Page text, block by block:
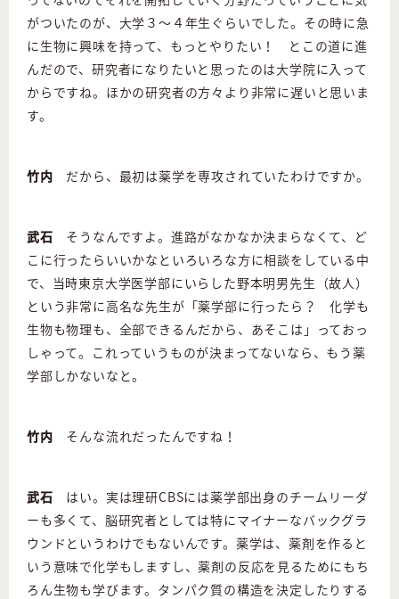
がついたのが、大学３～４年生ぐらいでした。その時に急
に生物に興味を持って、もっとやりたい！ とこの道に進
んだので、研究者になりたいと思ったのは大学院に入って
からですね。ほかの研究者の方々より非常に遅いと思いま
す。
竹内 だから、最初は薬学を専攻されていたわけですか。
武石 そうなんですよ。進路がなかなか決まらなくて、ど
こに行ったらいいかなといろいろな方に相談をしている中
で、当時東京大学医学部にいらした野本明男先生（故人）
という非常に高名な先生が「薬学部に行ったら？ 化学も
生物も物理も、全部できるんだから、あそこは」っておっ
しゃって。これっていうものが決まってないなら、もう薬
学部しかないなと。
竹内 そんな流れだったんですね！
武石 はい。実は理研CBSには薬学部出身のチームリーダ
ーも多くて、脳研究者としては特にマイナーなバックグラ
ウンドというわけでもないんです。薬学は、薬剤を作ると
いう意味で化学もしますし、薬剤の反応を見るためにもち
ろん生物も学びます。タンパク質の構造を決定したりする